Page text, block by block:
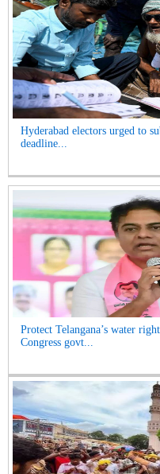
Hyderabad electors urged to
deadline...
Protect Telangana’s water
Congress govt...